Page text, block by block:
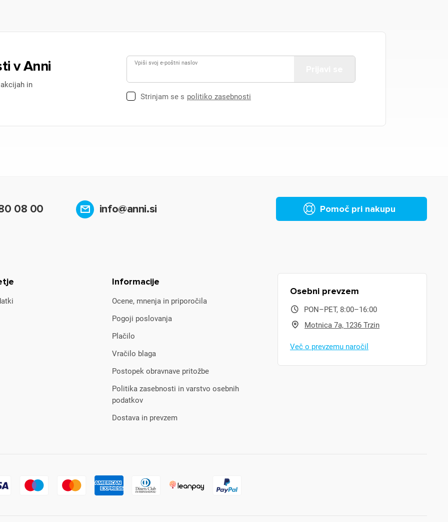
v Anni
in
Vpiši svoj e-poštni naslov
Strinjam se s politiko zasebnosti
08 00 info@anni.si Pomoč pri nakupu
Informacije
Ocene, mnenja in priporočila
Pogoji poslovanja
Plačilo
Vračilo blaga
Postopek obravnave pritožbe
Politika zasebnosti in varstvo osebnih
podatkov
Dostava in prevzem
Osebni prevzem
PON–PET, 8:00–16:00
Motnica 7a, 1236 Trzin
Več o prevzemu naročil